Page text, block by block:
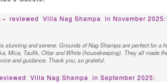
- reviewed Villa Nag Shampa in November 2025:
stunning and serene. Grounds of Nag Shampa are perfect for a
Mica, Taufik, Ottar and White (housekeeping). They all made
and guidance. Thank you, so grateful.
Villa Nag Shampa in September 2025: